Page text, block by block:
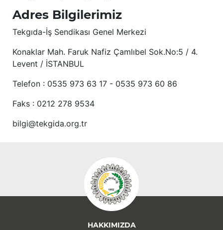
Adres Bilgilerimiz
Tekgıda-İş Sendikası Genel Merkezi
Konaklar Mah. Faruk Nafiz Çamlıbel Sok.No:5 / 4.
Levent / İSTANBUL
Telefon : 0535 973 63 17 - 0535 973 60 86
Faks : 0212 278 9534
bilgi@tekgida.org.tr
HAKKIMIZDA